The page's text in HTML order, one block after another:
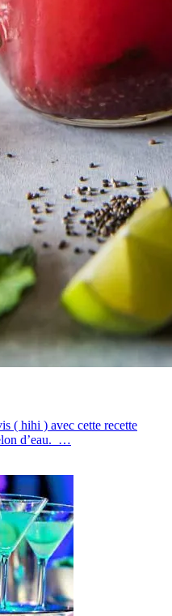
( hihi ) avec cette recette
d’eau. …